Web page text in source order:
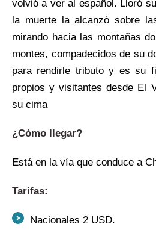
volvió a ver al español. Lloró
la muerte la alcanzó sobre
mirando hacia las montañas
montes, compadecidos de su
para rendirle tributo y es su
propios y visitantes desde El
su cima
¿Cómo llegar?
Está en la vía que conduce a
Tarifas:
Nacionales 2 USD.